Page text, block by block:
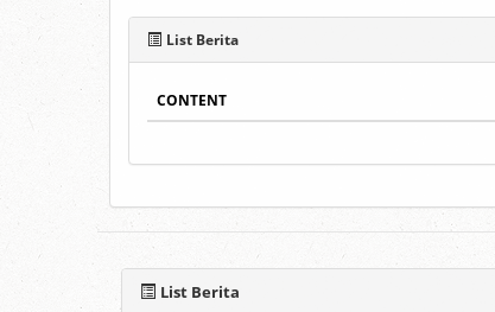
List Berita
CONTENT
List Berita